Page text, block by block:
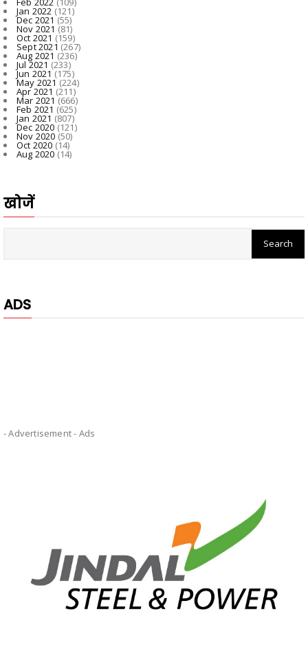
Jan 2022 (121)
Dec 2021 (55)
Nov 2021 (81)
Oct 2021 (159)
Sept 2021 (267)
Aug 2021 (236)
Jul 2021 (233)
Jun 2021(175)
May 2021(224)
Apr 2021 (211)
Mar 2021 (666)
Feb 2021 (625)
Jan 2021 (807)
Dec 2020(121)
Nov 2020 (50)
Oct 2020 (14)
Aug 2020(14)
खोजें
ADS
- Advertisement - Ads